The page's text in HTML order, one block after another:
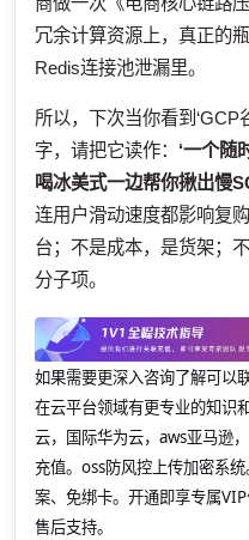
冗余计算资源上，真正的
Redis连接池泄漏里。
所以，下次当你看到‘GCP
字，请把它读作： ‘一个随
喝冰美式一边帮你揪出慢
连用户滑动速度都影响复
台；不是成本，是货架；
分子项。
如果需要更深入咨询了解可以
在云平台领域有更专业的知识
云，国际华为云，aws亚马逊
充值。oss防风控上传加密系
案、免绑卡。开通即享专属
售后支持。